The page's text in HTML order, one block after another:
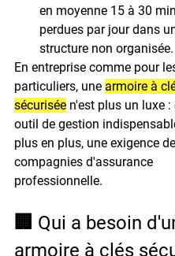
en moyenne 15 à 30
perdues par jour dans
structure non organisée.
En entreprise comme pour
particuliers, une armoire à
sécurisée n'est plus un luxe :
outil de gestion
plus en plus, une exigence
compagnies d'assurance
professionnelle.
🏢 Qui a besoin
armoire à clés